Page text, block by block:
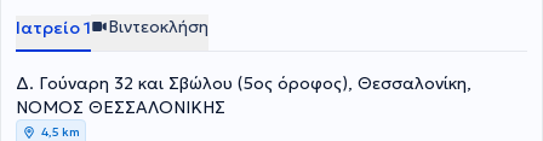
Ιατρείο 1 Βιντεοκλήση
Δ. Γούναρη 32 και Σβώλου (5ος όροφος), Θεσσαλονίκη,
ΝΟΜΟΣ ΘΕΣΣΑΛΟΝΙΚΗΣ
4,5 km